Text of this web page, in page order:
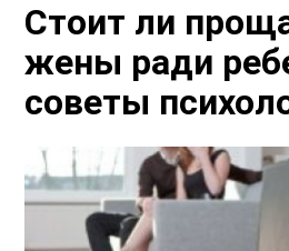
Стоит ли
жены ради
советы